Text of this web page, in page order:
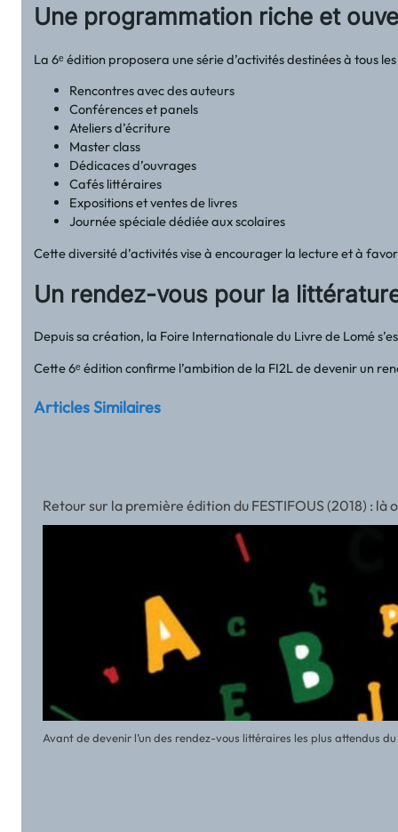
Une programmation riche et
La 6ᵉ édition proposera une série d’activités destinées à tous
Rencontres avec des auteurs
Conférences et panels
Ateliers d’écriture
Master class
Dédicaces d’ouvrages
Cafés littéraires
Expositions et ventes de livres
Journée spéciale dédiée aux scolaires
Cette diversité d’activités vise à encourager la lecture et à
Un rendez-vous pour la
Depuis sa création, la Foire Internationale du Livre de Lomé
Cette 6ᵉ édition confirme l’ambition de la FI2L de devenir un
Articles Similaires
Retour sur la première édition du FESTIFOUS (2018) :
Avant de devenir l’un des rendez-vous littéraires les plus attendus